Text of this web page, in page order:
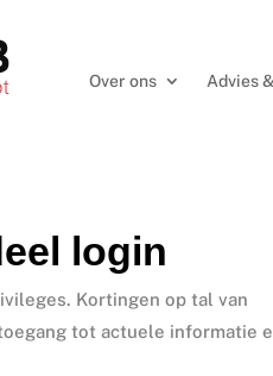
Over ons Advies
login
Kortingen op tal van
tot actuele informatie